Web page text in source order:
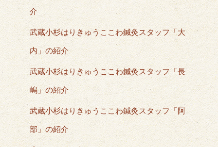
介
武蔵小杉はりきゅうここわ鍼灸スタッフ「大
内」の紹介
武蔵小杉はりきゅうここわ鍼灸スタッフ「長
嶋」の紹介
武蔵小杉はりきゅうここわ鍼灸スタッフ「阿
部」の紹介